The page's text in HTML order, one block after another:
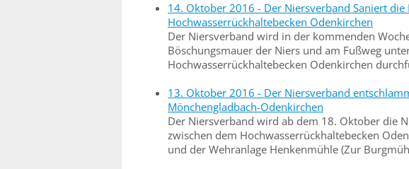
14. Oktober 2016 - Der Niersverband Saniert die
Hochwasserrückhaltebecken Odenkirchen
Der Niersverband wird in der kommenden
Böschungsmauer der Niers und am Fußweg
Hochwasserrückhaltebecken Odenkirchen
13. Oktober 2016 - Der Niersverband
Mönchengladbach-Odenkirchen
Der Niersverband wird ab dem 18. Oktober die
zwischen dem Hochwasserrückhaltebecken
und der Wehranlage Henkenmühle (Zur